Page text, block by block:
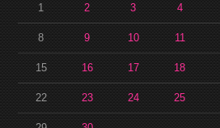
1 2 3 4
8 9 10 11
15 16 17 18
22 23 24 25